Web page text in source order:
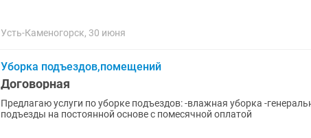
Усть-Каменогорск, 30 июня
Уборка подъездов,помещений
Договорная
Предлагаю услуги по уборке подъездов: -влажная уборка -
подъезды на постоянной основе с помесячной оплатой